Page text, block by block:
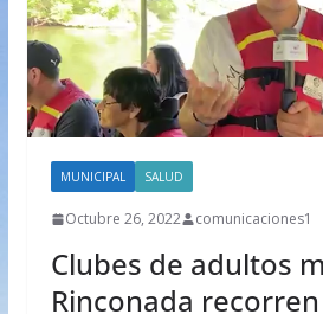
MUNICIPAL SALUD
Octubre 26, 2022 comunicaciones1
Clubes de adultos
Rinconada